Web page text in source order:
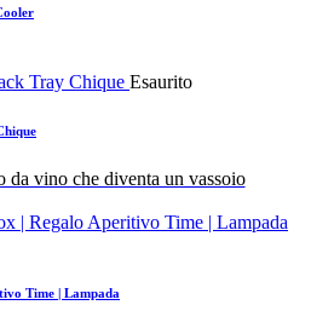
Esaurito
da vino che diventa un vassoio
Time | Lampada